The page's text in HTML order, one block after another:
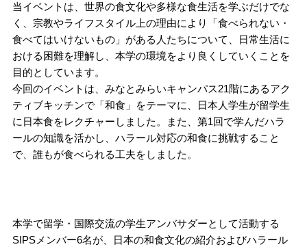
当イベントは、世界の食文化や多様な食生活を学ぶだけでな
く、宗教やライフスタイル上の理由により「食べられない・
食べてはいけないもの」がある人たちについて、日常生活に
おける困難を理解し、本学の環境をより良くしていくことを
目的としています。
今回のイベントは、みなとみらいキャンパス21階にあるアク
ティブキッチンで「和食」をテーマに、日本人学生が留学生
に日本食をレクチャーしました。また、第1回で学んだハラ
ールの知識を活かし、ハラール対応の和食に挑戦すること
で、誰もが食べられる工夫をしました。
本学で留学・国際交流の学生アンバサダーとして活動する
SIPSメンバー6名が、日本の和食文化の紹介およびハラール